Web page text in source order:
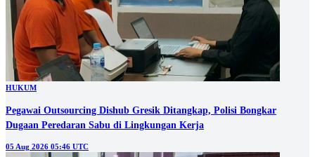
HUKUM
Pegawai Outsourcing Dishub Gresik Ditangkap, Polisi Bongkar
Dugaan Peredaran Sabu di Lingkungan Kerja
05 Aug 2026 05:46 UTC